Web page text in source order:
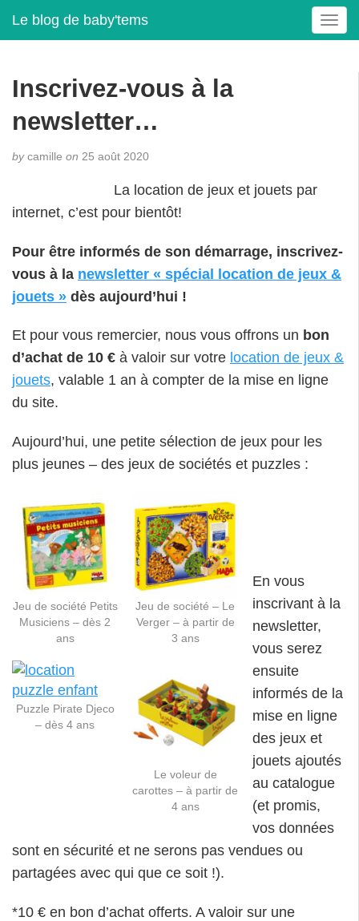
Le blog de baby'tems
T
o
i
o
Inscrivez-vous à la
newsletter…
bycamille on 25 août 2020
La location de jeux et jouets par
internet, c’est pour bientôt!
Pour être informés de son démarrage, inscrivez-
vous à la newsletter « spécial location de jeux &
jouets » dès aujourd’hui !
Et pour vous remercier, nous vous offrons un bon
d’achat de 10 € à valoir sur votre location de jeux &
jouets, valable 1 an à compter de la mise en ligne
du site.
Aujourd’hui, une petite sélection de jeux pour les
plus jeunes – des jeux de sociétés et puzzles :
Jeu de société Petits
Musiciens – dès 2
ans
Jeu de société – Le
Verger – à partir de
3 ans
Puzzle Pirate Djeco
– dès 4 ans
Le voleur de
carottes – à partir de
4 ans
En vous
inscrivant à la
newsletter,
vous serez
ensuite
informés de la
mise en ligne
des jeux et
jouets ajoutés
au catalogue
(et promis,
vos données
sont en sécurité et ne serons pas vendues ou
partagées avec qui que ce soit !).
*10 € en bon d’achat offerts. A valoir sur une